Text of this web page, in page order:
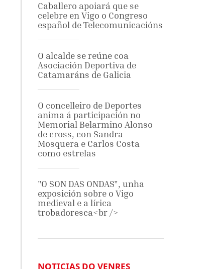
Caballero apoiará que se
celebre en Vigo o Congreso
español de Telecomunicacións
O alcalde se reúne coa
Asociación Deportiva de
Catamaráns de Galicia
O concelleiro de Deportes
anima á participación no
Memorial Belarmino Alonso
de cross, con Sandra
Mosquera e Carlos Costa
como estrelas
"O SON DAS ONDAS", unha
exposición sobre o Vigo
medieval e a lírica
trobadoresca<br />
NOTICIAS DO VENRES